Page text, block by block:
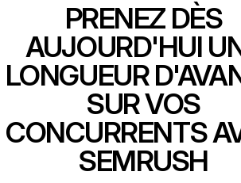
PRENEZ DÈS
AUJOURD'HUI
LONGUEUR
SUR VOS
CONCURRENTS
SEMRUSH